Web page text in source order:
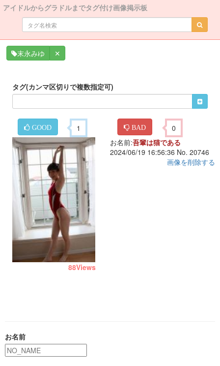
アイドルからグラドルまでタグ付け画像掲示板
末永みゆ ✕
タグ(カンマ区切りで複数指定可)
GOOD 1 BAD 0
88Views
お名前:吾輩は猫である
2024/06/19 16:56:36 No. 20746
画像を削除する
お名前